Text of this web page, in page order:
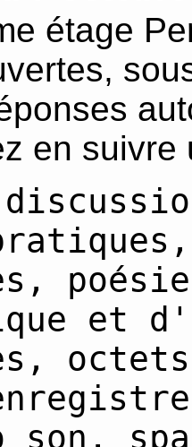
étage
en suivre
et
son,